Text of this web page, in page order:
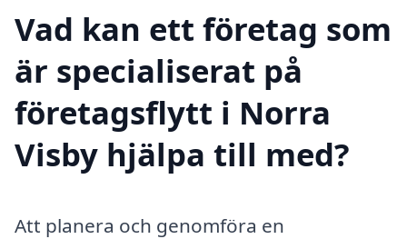
Vad kan ett företag som
är specialiserat på
företagsflytt i Norra
Visby hjälpa till med?
Att planera och genomföra en